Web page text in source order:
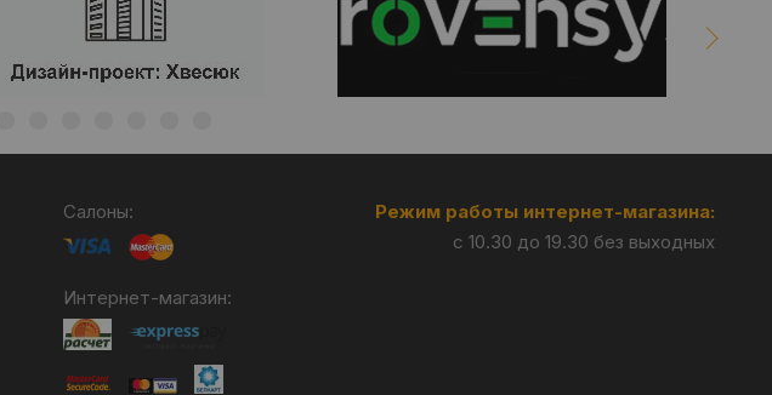
Салоны:
Интернет-магазин:
Режим работы интернет-магазина:
с 10.30 до 19.30 без выходных